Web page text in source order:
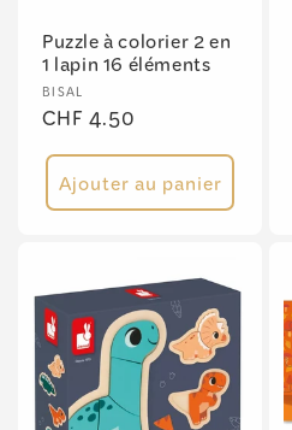
Puzzle à colorier 2 en
1 lapin 16 éléments
Fournisseur :
BISAL
Prix
habituel
CHF 4.50
Ajouter au panier